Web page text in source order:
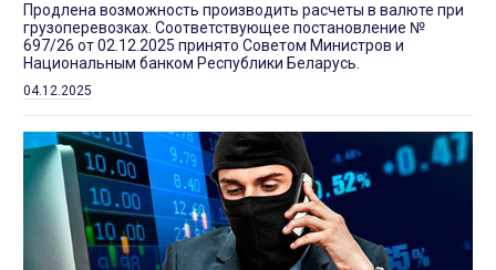
Продлена возможность производить расчеты в валюте при
грузоперевозках. Соответствующее постановление №
697/26 от 02.12.2025 принято Советом Министров и
Национальным банком Республики Беларусь.
04.12.2025